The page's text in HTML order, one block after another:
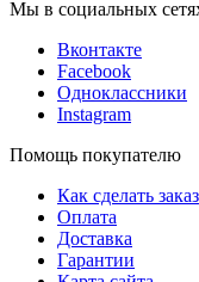
Мы в социальных
Вконтакте
Facebook
Одноклассники
Instagram
Помощь покупателю
Как сделать заказ
Оплата
Доставка
Гарантии